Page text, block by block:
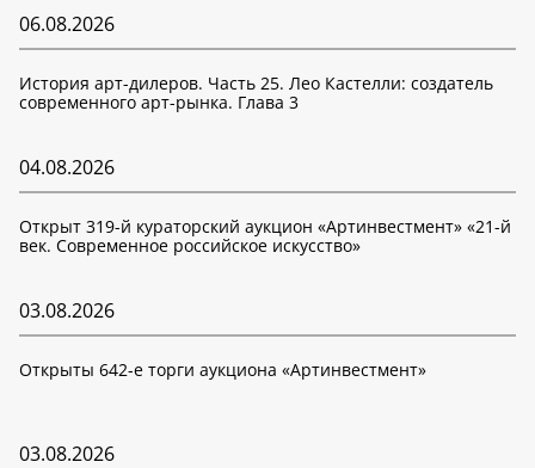
06.08.2026
История арт-дилеров. Часть 25. Лео Кастелли: создатель
современного арт-рынка. Глава 3
04.08.2026
Открыт 319-й кураторский аукцион «Артинвестмент» «21-й
век. Современное российское искусство»
03.08.2026
Открыты 642-е торги аукциона «Артинвестмент»
03.08.2026